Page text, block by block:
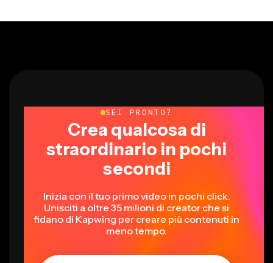
SEI PRONTO?
Crea qualcosa di
straordinario in pochi
secondi
Inizia con il tuo primo video in pochi click.
Unisciti a oltre 35 milioni di creator che si
fidano di Kapwing per creare più contenuti in
meno tempo.